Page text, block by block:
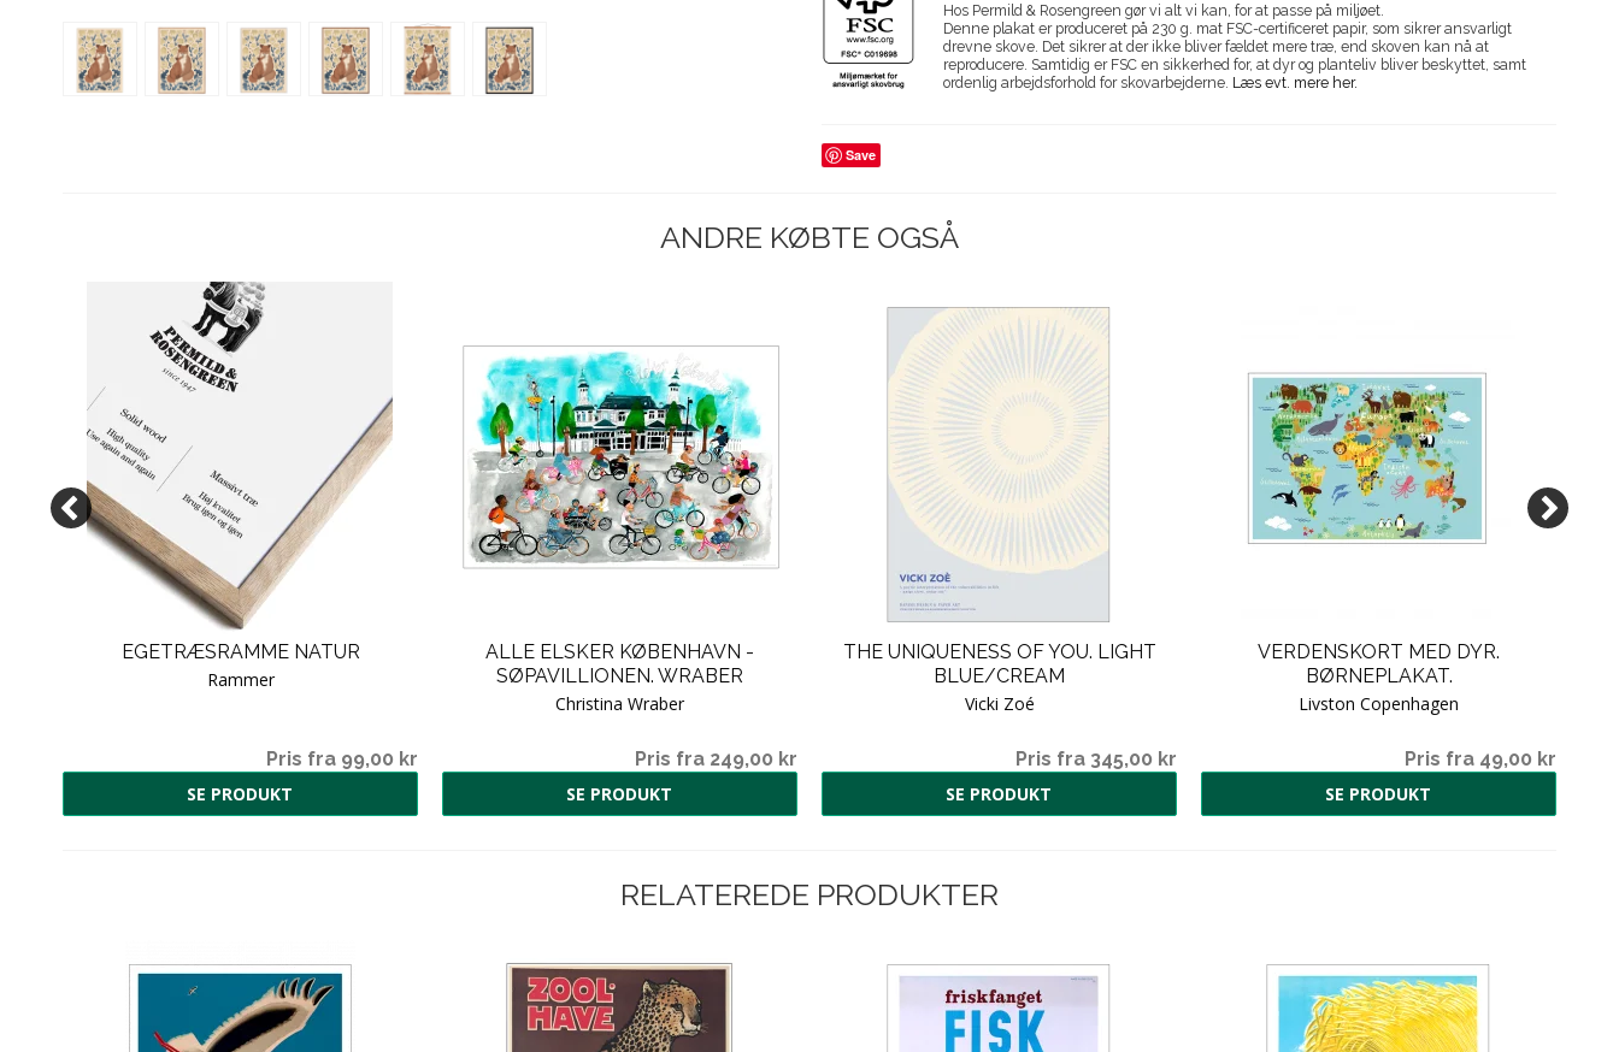
Hos Permild & Rosengreen gør vi alt vi kan, for at passe på miljøet.
Denne plakat er produceret på 230 g. mat FSC-certificeret papir, som sikrer ansvarligt
drevne skove. Det sikrer at der ikke bliver fældet mere træ, end skoven kan nå at
reproducere. Samtidig er FSC en sikkerhed for, at dyr og planteliv bliver beskyttet, samt
ordenlig arbejdsforhold for skovarbejderne. Læs evt. mere her.
Save
ANDRE KØBTE OGSÅ
EGETRÆSRAMME NATUR
Rammer
Pris fra 99,00 kr
SE PRODUKT
ALLE ELSKER KØBENHAVN -
SØPAVILLIONEN. WRABER
Christina Wraber
Pris fra 249,00 kr
SE PRODUKT
THE UNIQUENESS OF YOU. LIGHT
BLUE/CREAM
Vicki Zoé
Pris fra 345,00 kr
SE PRODUKT
VERDENSKORT MED DYR.
BØRNEPLAKAT.
Livston Copenhagen
Pris fra 49,00 kr
SE PRODUKT
RELATEREDE PRODUKTER